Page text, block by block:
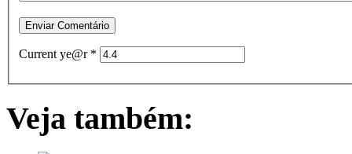
Current ye@r *
Veja também: